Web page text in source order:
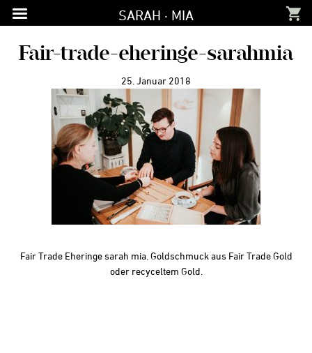
Zur
Hauptnavigation
Zum
Inhalt
Zur
Fußzeile
SARAH · MIA
Fair-trade-eheringe-sarahmia
25. Januar 2018
Fair Trade Eheringe sarah mia. Goldschmuck aus Fair Trade Gold
oder recyceltem Gold.